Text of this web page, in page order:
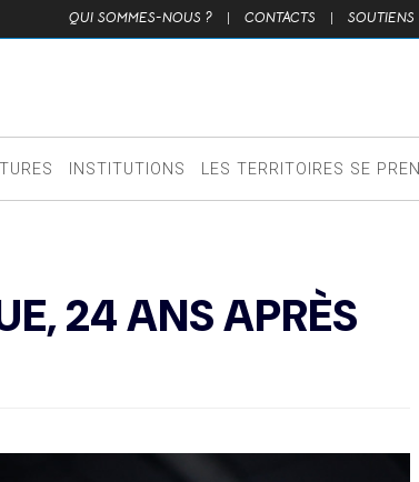
QUI SOMMES-NOUS ? | CONTACTS | SOUTIENS
INSTITUTIONS LES TERRITOIRES SE
24 ANS APRÈS